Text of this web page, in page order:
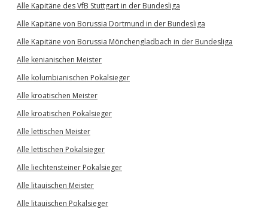
Alle Kapitäne des VfB Stuttgart in der Bundesliga
Alle Kapitäne von Borussia Dortmund in der Bundesliga
Alle Kapitäne von Borussia Mönchengladbach in der Bundesliga
Alle kenianischen Meister
Alle kolumbianischen Pokalsieger
Alle kroatischen Meister
Alle kroatischen Pokalsieger
Alle lettischen Meister
Alle lettischen Pokalsieger
Alle liechtensteiner Pokalsieger
Alle litauischen Meister
Alle litauischen Pokalsieger